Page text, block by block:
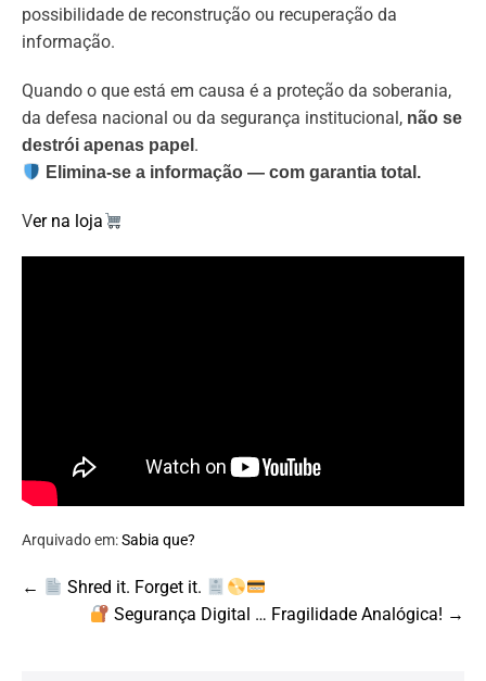
possibilidade de reconstrução ou recuperação da
informação.
Quando o que está em causa é a proteção da soberania,
da defesa nacional ou da segurança institucional, não se
destrói apenas papel .
Elimina-se a informação — com garantia total.
Ver na loja
Arquivado em:Sabia que?
Post
Navigation
←
Shred it. Forget it.
Segurança Digital … Fragilidade Analógica! →